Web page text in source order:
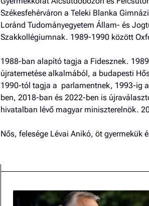
Székesfehérváron a Teleki Blanka
Loránd Tudományegyetem Állam- és
Szakkollégiumnak. 1989-1990 között
1988-ban alapító tagja a Fidesznek.
újratemetése alkalmából, a budapesti
1990-tól tagja a parlamentnek, 1993-ig
ben, 2018-ban és 2022-ben is
hivatalban lévő magyar miniszterelnök.
Nős, felesége Lévai Anikó, öt gyermekük